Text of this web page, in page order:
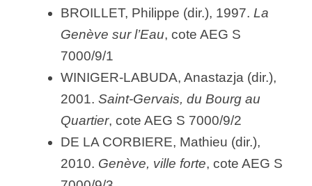
BROILLET, Philippe (dir.), 1997.La
Genève sur l’Eau, cote AEG S
7000/9/1
WINIGER-LABUDA, Anastazja (dir.),
2001.Saint-Gervais, du Bourg au
Quartier, cote AEG S 7000/9/2
DE LA CORBIERE, Mathieu (dir.),
2010. Genève, ville forte, cote AEG S